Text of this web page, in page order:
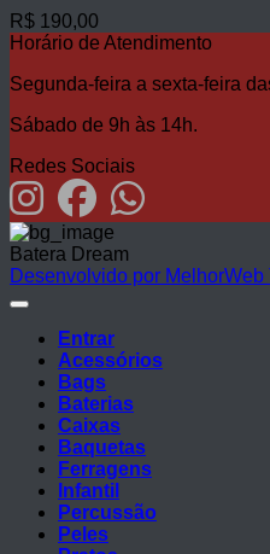
R$ 190,00
Horário de Atendimento
Segunda-feira a sexta-feira
Sábado de 9h às 14h.
Redes Sociais
Batera Dream
Desenvolvido por MelhorWeb
Entrar
Acessórios
Bags
Baterias
Caixas
Baquetas
Ferragens
Infantil
Percussão
Peles